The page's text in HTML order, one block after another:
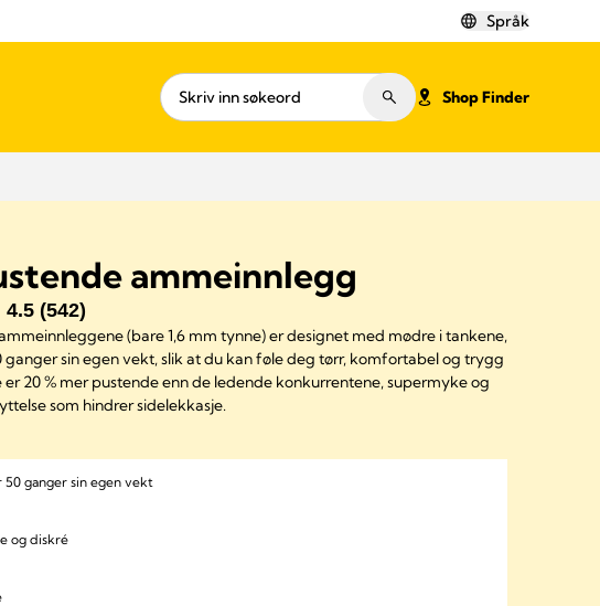
Språk
Shop Finder
ammeinnlegg
4.5 (542)
(bare 1,6 mm tynne) er designet med mødre i tankene,
ganger sin egen vekt, slik at du kan føle deg tørr, komfortabel og trygg
20 % mer pustende enn de ledende konkurrentene, supermyke og
som hindrer sidelekkasje.
ganger sin egen vekt
og diskré